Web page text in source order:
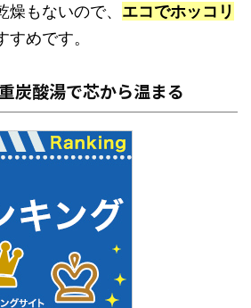
もないので、 エコでホッコリ
すめです。
炭酸湯で芯から温まる